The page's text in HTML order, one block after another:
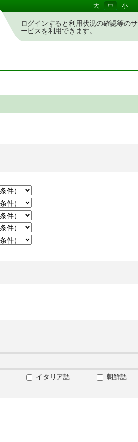
大 中 小
ログインすると利用状況の確認等のサ
ービスを利用できます。
イタリア語
朝鮮語